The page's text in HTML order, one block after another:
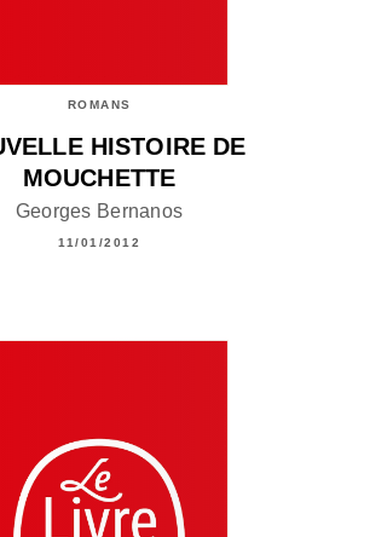
ROMANS
HISTOIRE DE
MOUCHETTE
Georges Bernanos
11/01/2012